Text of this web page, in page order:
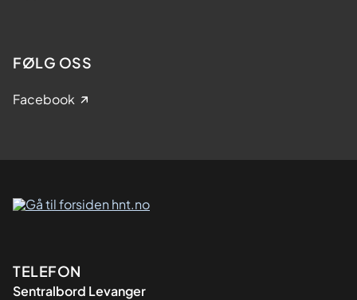
FØLG OSS
Facebook
Kontaktinformasjon
TELEFON
Sentralbord Levanger